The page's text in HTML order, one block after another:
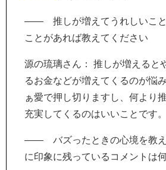
―― 推しが増えてうれしいこと
ことがあれば教えてください
源の琉璃さん： 推しが増えると
るお金などが増えてくるのが悩
ぁ愛で押し切りますし、何より
充実してくるのはいいことです。
―― バズったときの心境を教え
に印象に残っているコメントは